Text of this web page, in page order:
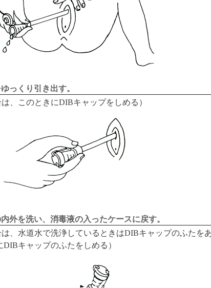
っくり引き出す。
、このときにDIBキャップをしめる）
外を洗い、消毒液の入ったケースに戻す。
、水道水で洗浄しているときはDIBキャップのふたを
キャップのふたをしめる）